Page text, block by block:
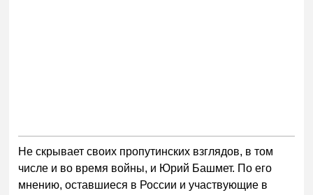
Не скрывает своих пропутинских взглядов, в том
числе и во время войны, и Юрий Башмет. По его
мнению, оставшиеся в России и участвующие в